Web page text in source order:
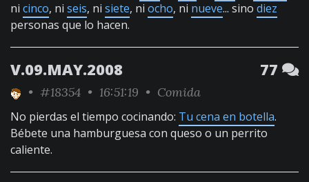
ni cinco, ni seis, ni siete, ni ocho, ni nueve... sino diez
personas que lo hacen.
V.09.MAY.2008 77
• #18354 • 16:51:19 • Comida
No pierdas el tiempo cocinando: Tu cena en botella.
Bébete una hamburguesa con queso o un perrito
caliente.